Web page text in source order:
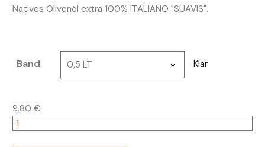
Natives Olivenöl extra 100% ITALIANO "SUAVIS".
Band 0,5 LT Klar
9,80 €